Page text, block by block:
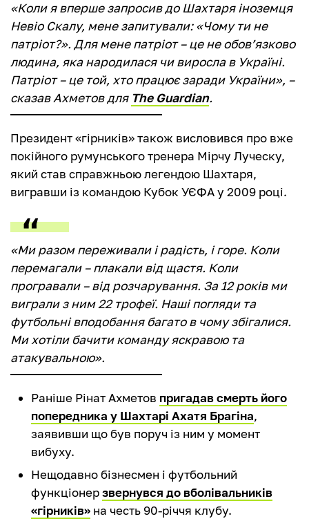
«Коли я вперше запросив до Шахтаря іноземця
Невіо Скалу, мене запитували: «Чому ти не
патріот?». Для мене патріот – це не обов’язково
людина, яка народилася чи виросла в Україні.
Патріот – це той, хто працює заради України», –
сказав Ахметов для The Guardian.
Президент «гірників» також висловився про вже
покійного румунського тренера Мірчу Луческу,
який став справжньою легендою Шахтаря,
вигравши із командою Кубок УЄФА у 2009 році.
«Ми разом переживали і радість, і горе. Коли
перемагали – плакали від щастя. Коли
програвали – від розчарування. За 12 років ми
виграли з ним 22 трофеї. Наші погляди та
футбольні вподобання багато в чому збігалися.
Ми хотіли бачити команду яскравою та
атакувальною».
Раніше Рінат Ахметов пригадав смерть його
попередника у Шахтарі Ахатя Брагіна,
заявивши що був поруч із ним у момент
вибуху.
Нещодавно бізнесмен і футбольний
функціонерзвернувся до вболівальників
«гірників» на честь 90-річчя клубу.